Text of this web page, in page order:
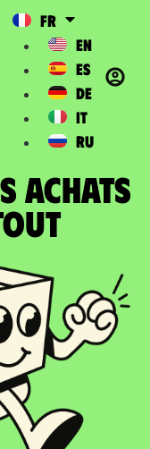
FR
EN
ES
DE
IT
RU
ACHATS